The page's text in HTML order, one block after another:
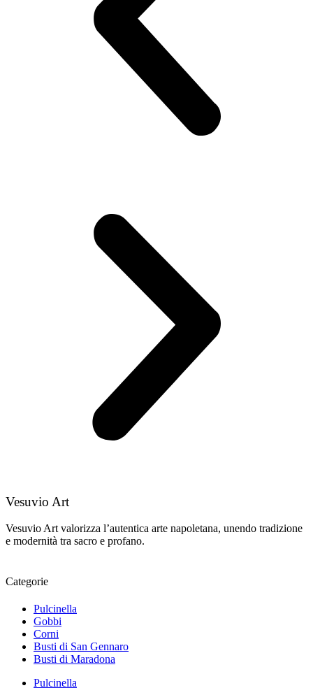
Vesuvio Art
Vesuvio Art valorizza l’autentica arte napoletana, unendo tradizione
e modernità tra sacro e profano.
Categorie
Pulcinella
Gobbi
Corni
Busti di San Gennaro
Busti di Maradona
Pulcinella